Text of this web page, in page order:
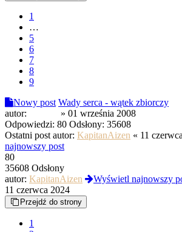
1
…
5
6
7
8
9
Nowy post Wady serca - wątek zbiorczy
autor:
» 01 września 2008
Odpowiedzi: 80 Odsłony: 35608
Ostatni post autor: KapitanAizen « 11
najnowszy post
80
35608 Odsłony
autor: KapitanAizen
Wyświetl najnowszy
11 czerwca 2024
Przejdź do strony
1